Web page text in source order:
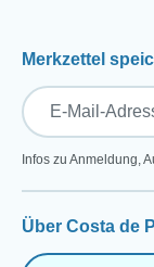
Merkzettel
Infos zu Anmeldung,
Über Costa de